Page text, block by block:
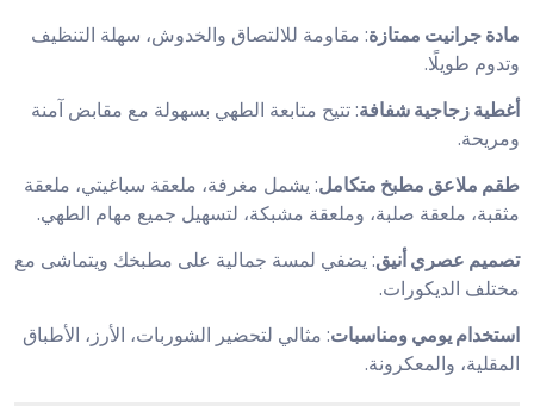
مادة جرانيت ممتازة: مقاومة للالتصاق والخدوش، سهلة التنظيف
وتدوم طويلًا.
أغطية زجاجية شفافة: تتيح متابعة الطهي بسهولة مع مقابض آمنة
ومريحة.
طقم ملاعق مطبخ متكامل: يشمل مغرفة، ملعقة سباغيتي، ملعقة
مثقبة، ملعقة صلبة، وملعقة مشبكة، لتسهيل جميع مهام الطهي.
تصميم عصري أنيق: يضفي لمسة جمالية على مطبخك ويتماشى مع
مختلف الديكورات.
استخدام يومي ومناسبات: مثالي لتحضير الشوربات، الأرز، الأطباق
المقلية، والمعكرونة.